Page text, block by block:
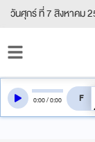
วันศุกร์ ที่ 7 สิงหาคม
0:00/0:00